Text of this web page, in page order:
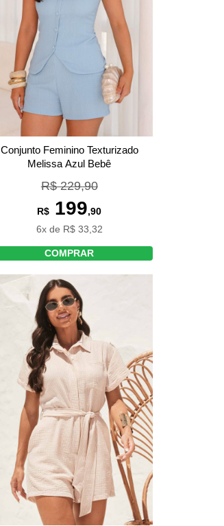
Conjunto Feminino Texturizado
Melissa Azul Bebê
R$ 229,90
R$ 199,90
6x de R$ 33,32
COMPRAR